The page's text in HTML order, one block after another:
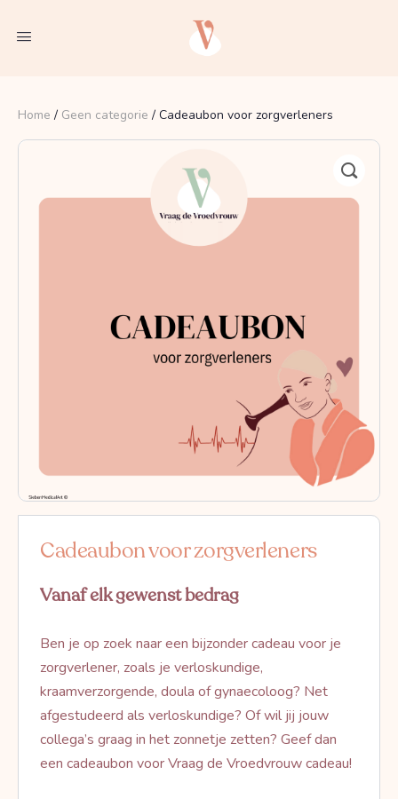
Home / Geen categorie / Cadeaubon voor zorgverleners
Cadeaubon voor zorgverleners
Vanaf elk gewenst bedrag
Ben je op zoek naar een bijzonder cadeau voor je
zorgverlener, zoals je verloskundige,
kraamverzorgende, doula of gynaecoloog? Net
afgestudeerd als verloskundige? Of wil jij jouw
collega’s graag in het zonnetje zetten? Geef dan
een cadeaubon voor Vraag de Vroedvrouw cadeau!